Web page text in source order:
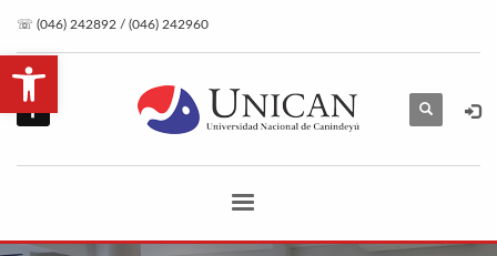
Abrir barra de herramientas
☏ (046) 242892 / (046) 242960